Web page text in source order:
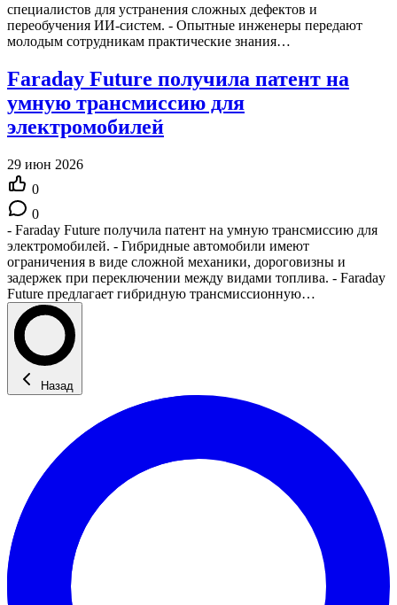
специалистов для устранения сложных дефектов и
переобучения ИИ-систем. - Опытные инженеры передают
молодым сотрудникам практические знания…
Faraday Future получила патент на
умную трансмиссию для
электромобилей
29 июн 2026
0
0
- Faraday Future получила патент на умную трансмиссию для
электромобилей. - Гибридные автомобили имеют
ограничения в виде сложной механики, дороговизны и
задержек при переключении между видами топлива. - Faraday
Future предлагает гибридную трансмиссионную…
Назад